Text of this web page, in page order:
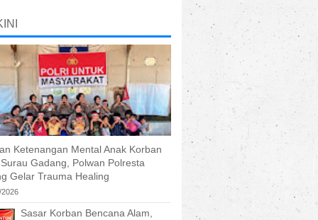
Ketenangan Mental Anak Korban
Gadang, Polwan Polresta
Gelar Trauma Healing
Sasar Korban Bencana Alam,